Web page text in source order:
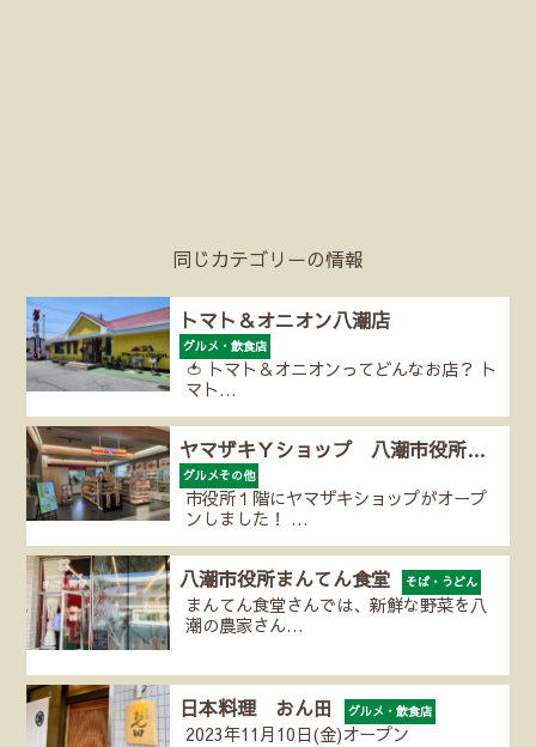
同じカテゴリーの情報
トマト＆オニオン八潮店
グルメ・飲食店
🍅 トマト＆オニオンってどんなお店？ ト
マト…
ヤマザキＹショップ 八潮市役所…
グルメその他
市役所１階にヤマザキショップがオープ
ンしました！ …
八潮市役所まんてん食堂 そば・うどん
まんてん食堂さんでは、新鮮な野菜を八
潮の農家さん…
日本料理 おん田 グルメ・飲食店
2023年11月10日(金)オープン